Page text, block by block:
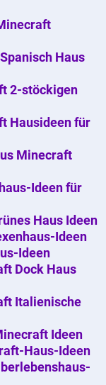
Haus
2-stöckigen
Hausideen für
Minecraft
Ideen für
Haus Ideen
Ideen
Ideen
Dock Haus
Italienische
Ideen
Haus-Ideen